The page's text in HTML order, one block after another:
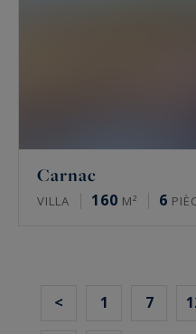
Carnac
VILLA 160 M² 6
< 1 7